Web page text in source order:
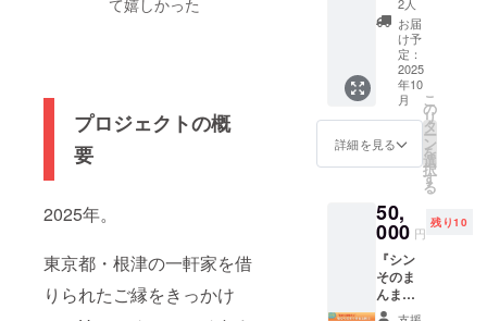
プロジェクトの概
要
2025年。
東京都・根津の一軒家を借
りられたご縁をきっかけ
のか？
「何か
始めた
いけ
ど、
きっか
けがな
い」
だけ
ど、自
くも生
きた
い」 そ
んな葛
でも共
感して
いただ
けた
ら、ぜ
ひ一緒
にこの
仕組み
を作っ
か？
る学生
の挑戦
に、“場
所”で応
える」
そんな
関わり
方が
あった
らいい
と、10
年間思
い続け
てきま
した。
応援の
かたち
若者た
ちの
ニーズ
や拠点
の状態
に合わ
せて決
定させ
ていた
だきま
付時期
が変更
となる
場合は
事前に
連絡さ
せてい
きるは
ずで
す。 ▽
このリ
ターン
をつ
くった
は… 4
月7日に
トして
から20
日間。
「素敵
な活動
だから
応援し
る場合
は事前
に連絡
させて
いただ
きます
ので、
くださ
い。 ※
援いた
だいた
方に
も、お
礼メッ
セージ
した若
者は、
どんな
経験を
し、ど
んな感
想を
持った
の
からあ
なた
へ、
メッ
セージ
をお送
ビュー
を基
に、
2025年
10月ま
での活
動報告
として
お届け
【がっ
つり応
援プラ
ン】限
定で、
滞在し
んか？
『シン
そのま
んま
荘』に
滞在し
た若者
たちの
して
「なぜ
たの
か」と
いう想
いを、
若者た
ちが安
心して
東京で
滞在で
きる場
所を目
指しま
す！ 支
さった
皆さん
には、
若者た
ちのリ
アルな
声を集
2人
お届
け予
定：
2025
年10
月
詳細を見る
こ
の
リ
タ
ー
ン
を
選
択
す
る
50,
000 円
残り10
『シン
そのま
んま
荘』